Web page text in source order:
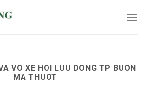
VO XE HOI LUU DONG TP BUON
MA THUOT